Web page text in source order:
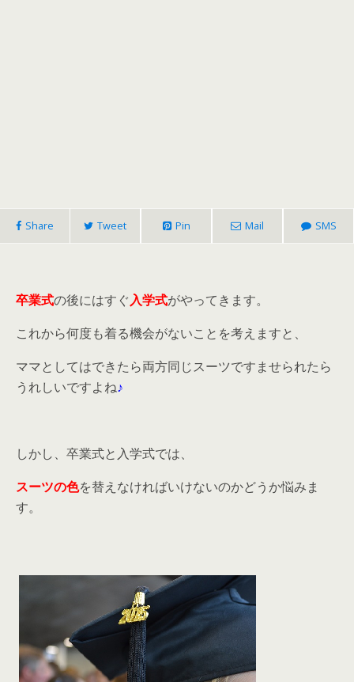
Share Tweet Pin Mail SMS
卒業式の後にはすぐ入学式がやってきます。
これから何度も着る機会がないことを考えますと、
ママとしてはできたら両方同じスーツですませられたら
うれしいですよね♪
しかし、卒業式と入学式では、
スーツの色を替えなければいけないのかどうか悩みま
す。